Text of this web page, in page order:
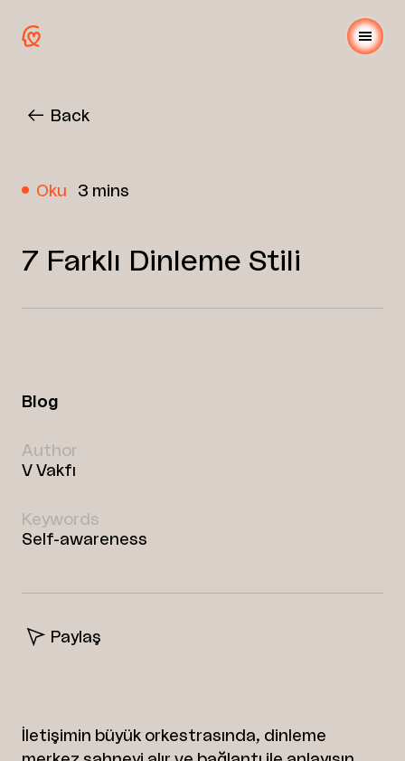
Back
Oku 3 mins
7 Farklı Dinleme Stili
Blog
Author
V Vakfı
Keywords
Self-awareness
Paylaş
İletişimin büyük orkestrasında, dinleme